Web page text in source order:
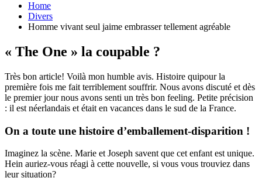
Home
Divers
Homme vivant seul jaime embrasser tellement agréable
« The One » la coupable ?
Très bon article! Voilà mon humble avis. Histoire quipour la
première fois me fait terriblement souffrir. Nous avons discuté et dès
le premier jour nous avons senti un très bon feeling. Petite précision
: il est néerlandais et était en vacances dans le sud de la France.
On a toute une histoire d’emballement-disparition !
Imaginez la scène. Marie et Joseph savent que cet enfant est unique.
Hein auriez-vous réagi à cette nouvelle, si vous vous trouviez dans
leur situation?